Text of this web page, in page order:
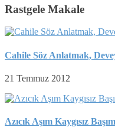
Rastgele Makale
Cahile Söz Anlatmak,
21 Temmuz 2012
Azıcık Aşım Kaygısız Başım